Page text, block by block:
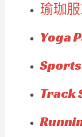
瑜珈
Yoga
Track